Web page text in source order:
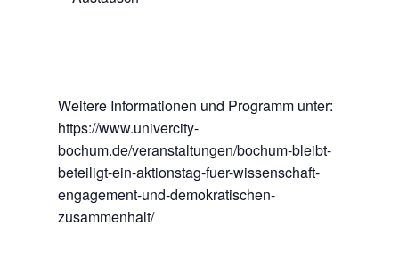
Weitere Informationen und Programm unter:
https://www.univercity-
bochum.de/veranstaltungen/bochum-bleibt-
beteiligt-ein-aktionstag-fuer-wissenschaft-
engagement-und-demokratischen-
zusammenhalt/